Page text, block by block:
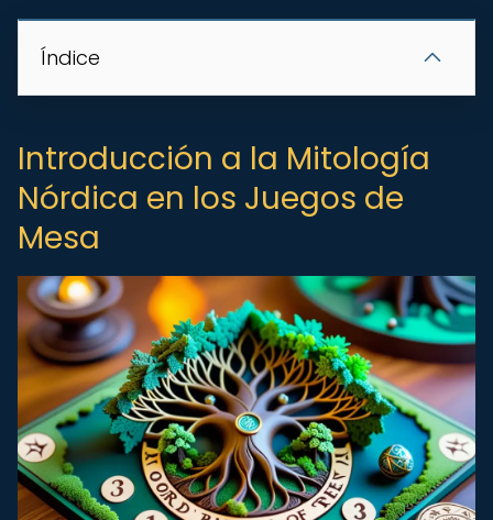
Índice
Introducción a la Mitología
Nórdica en los Juegos de
Mesa